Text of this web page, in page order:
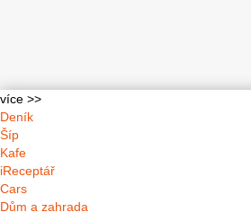
více >>
Deník
Šíp
Kafe
iReceptář
Cars
Dům a zahrada